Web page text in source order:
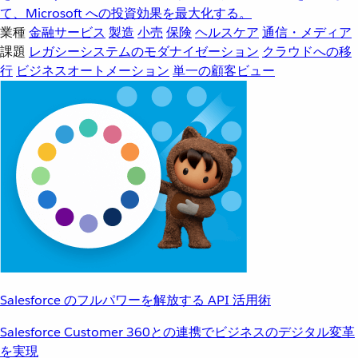
て、Microsoft への投資効果を最大化する。
業種金融サービス 製造 小売 保険 ヘルスケア 通信・メディア
課題 レガシーシステムのモダナイゼーション クラウドへの移
行 ビジネスオートメーション 単一の顧客ビュー
Salesforce のフルパワーを解放する API 活用術
Salesforce Customer 360との連携でビジネスのデジタル変革
を実現